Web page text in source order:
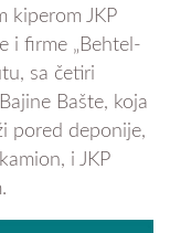
kiperom JKP
i firme „Behtel-
sa četiri
Bašte, koja
pored deponije,
i JKP